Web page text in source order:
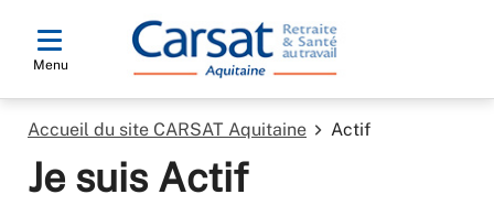
Menu
Accueil du site CARSAT Aquitaine Actif
Je suis Actif